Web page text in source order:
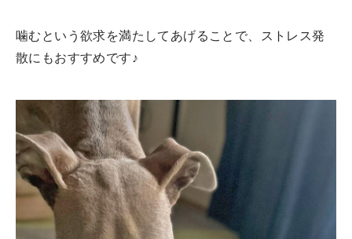
噛むという欲求を満たしてあげることで、ストレス発
散にもおすすめです♪